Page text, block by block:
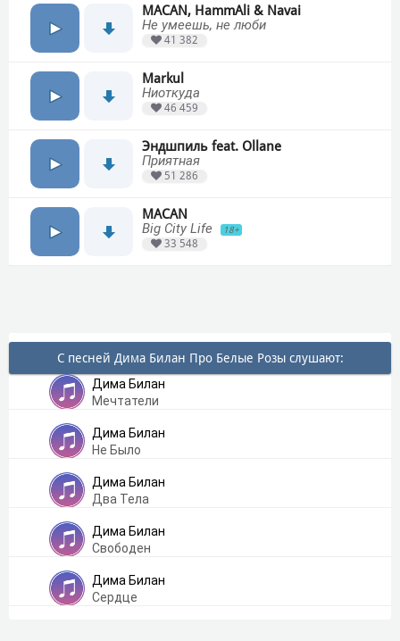
MACAN, HammAli & Navai
Не умеешь, не люби
41 382
Markul
Ниоткуда
46 459
Эндшпиль feat. Ollane
Приятная
51 286
MACAN
Big City Life
18+
33 548
С песней Дима Билан Про Белые Розы слушают:
Дима Билан
Мечтатели
Дима Билан
Не Было
Дима Билан
Два Тела
Дима Билан
Свободен
Дима Билан
Сердце